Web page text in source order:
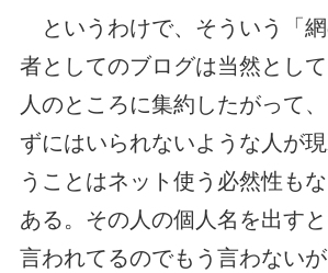
というわけで、そういう「
者としてのブログは当然とし
人のところに集約したがって
ずにはいられないような人が
うことはネット使う必然性も
ある。その人の個人名を出す
言われてるのでもう言わない